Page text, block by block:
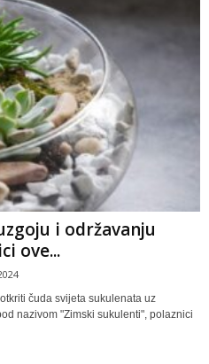
i održavanju
ove...
čuda svijeta sukulenata uz
nazivom "Zimski sukulenti", polaznici